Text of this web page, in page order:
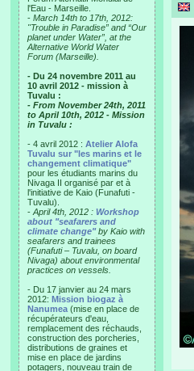
l'Eau - Marseille.
- March 14th to 17th, 2012:
"Trouble in Paradise” and “Our
planet under Water”, at the
Alternative World Water
Forum (Marseille).
- Du 24 novembre 2011 au
10 avril 2012 - mission à
Tuvalu :
- From November 24th, 2011
to April 10th, 2012 - Mission
in Tuvalu :
- 4 avril 2012 : Atelier Alofa
Tuvalu sur "les marins et le
changement climatique"
pour les étudiants marins du
Nivaga II organisé par et à
l'initiative de Kaio (Funafuti -
Tuvalu).
- April 4th, 2012 : Workshop
about "seafarers and
climate change"by Kaio with
seafarers and trainees
(Funafuti – Tuvalu, on board
Nivaga) about environmental
practices on vessels.
- Du 17 janvier au 24 mars
2012: Mission biogaz à
Nanumea (mise en place de
récupérateurs d'eau,
remplacement des réchauds,
construction des porcheries,
distributions de graines et
mise en place de jardins
potagers, nouveau train de